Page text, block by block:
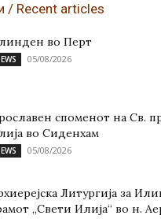
/ Recent articles
во Перт
05/08/2026
споменот на Св.
во Сиденхам
05/08/2026
Литургија за
„Свети Илија“ во н.